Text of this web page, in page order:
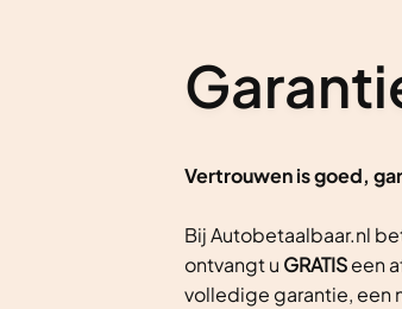
Vertrouwen is goed,
Bij Autobetaalbaar.nl
ontvangt u GRATISeen
volledige garantie, een